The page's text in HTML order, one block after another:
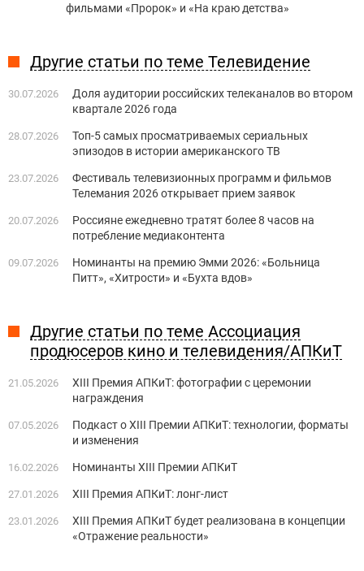
фильмами «Пророк» и «На краю детства»
Другие статьи по теме Телевидение
30.07.2026
Доля аудитории российских телеканалов во втором
квартале 2026 года
28.07.2026
Топ-5 самых просматриваемых сериальных
эпизодов в истории американского ТВ
23.07.2026
Фестиваль телевизионных программ и фильмов
Телемания 2026 открывает прием заявок
20.07.2026
Россияне ежедневно тратят более 8 часов на
потребление медиаконтента
09.07.2026
Номинанты на премию Эмми 2026: «Больница
Питт», «Хитрости» и «Бухта вдов»
Другие статьи по теме Ассоциация
продюсеров кино и телевидения/АПКиТ
21.05.2026
XIII Премия АПКиТ: фотографии с церемонии
награждения
07.05.2026
Подкаст о XIII Премии АПКиТ: технологии, форматы
и изменения
16.02.2026 Номинанты XIII Премии АПКиТ
27.01.2026 XIII Премия АПКиТ: лонг-лист
23.01.2026
XIII Премия АПКиТ будет реализована в концепции
«Отражение реальности»